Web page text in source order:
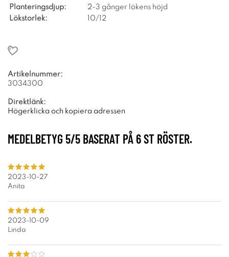
Planteringsdjup:
2-3 gånger lökens höjd
Lökstorlek:
10/12
Artikelnummer:
3034300
Direktlänk:
Högerklicka och kopiera adressen
MEDELBETYG 5/5 BASERAT PÅ 6ST RÖSTER.
2023-10-27
Anita
2023-10-09
Linda